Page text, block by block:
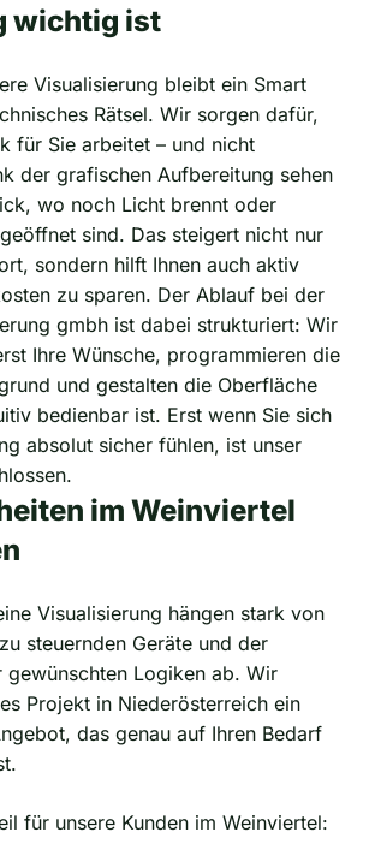
wichtig ist
Visualisierung bleibt ein Smart
Rätsel. Wir sorgen dafür,
für Sie arbeitet – und nicht
der grafischen Aufbereitung sehen
wo noch Licht brennt oder
sind. Das steigert nicht nur
sondern hilft Ihnen auch aktiv
zu sparen. Der Ablauf bei der
gmbh ist dabei strukturiert: Wir
Ihre Wünsche, programmieren die
und gestalten die Oberfläche
bedienbar ist. Erst wenn Sie sich
absolut sicher fühlen, ist unser
im Weinviertel
Visualisierung hängen stark von
steuernden Geräte und der
gewünschten Logiken ab. Wir
Projekt in Niederösterreich ein
das genau auf Ihren Bedarf
für unsere Kunden im Weinviertel: